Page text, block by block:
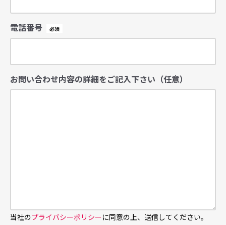
電話番号
お問い合わせ内容の詳細をご記入下さい（任意）
当社のプライバシーポリシーに同意の上、送信してください。